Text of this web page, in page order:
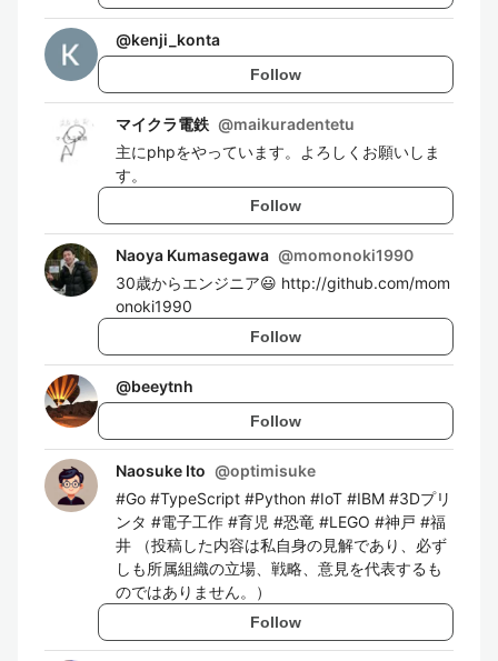
@kenji_konta
Follow
マイクラ電鉄 @maikuradentetu
主にphpをやっています。よろしくお願いしま
す。
Follow
Naoya Kumasegawa @momonoki1990
30歳からエンジニア😃 http://github.com/mom
onoki1990
Follow
@beeytnh
Follow
Naosuke Ito @optimisuke
#Go #TypeScript #Python #IoT #IBM #3Dプリ
ンタ #電子工作 #育児 #恐竜 #LEGO #神戸 #福
井 （投稿した内容は私自身の見解であり、必ず
しも所属組織の立場、戦略、意見を代表するも
のではありません。）
Follow